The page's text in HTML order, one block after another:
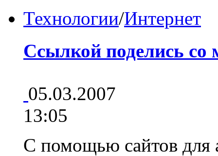
Технологии/Интернет
Ссылкой поделись со
05.03.2007
13:05
С помощью сайтов для